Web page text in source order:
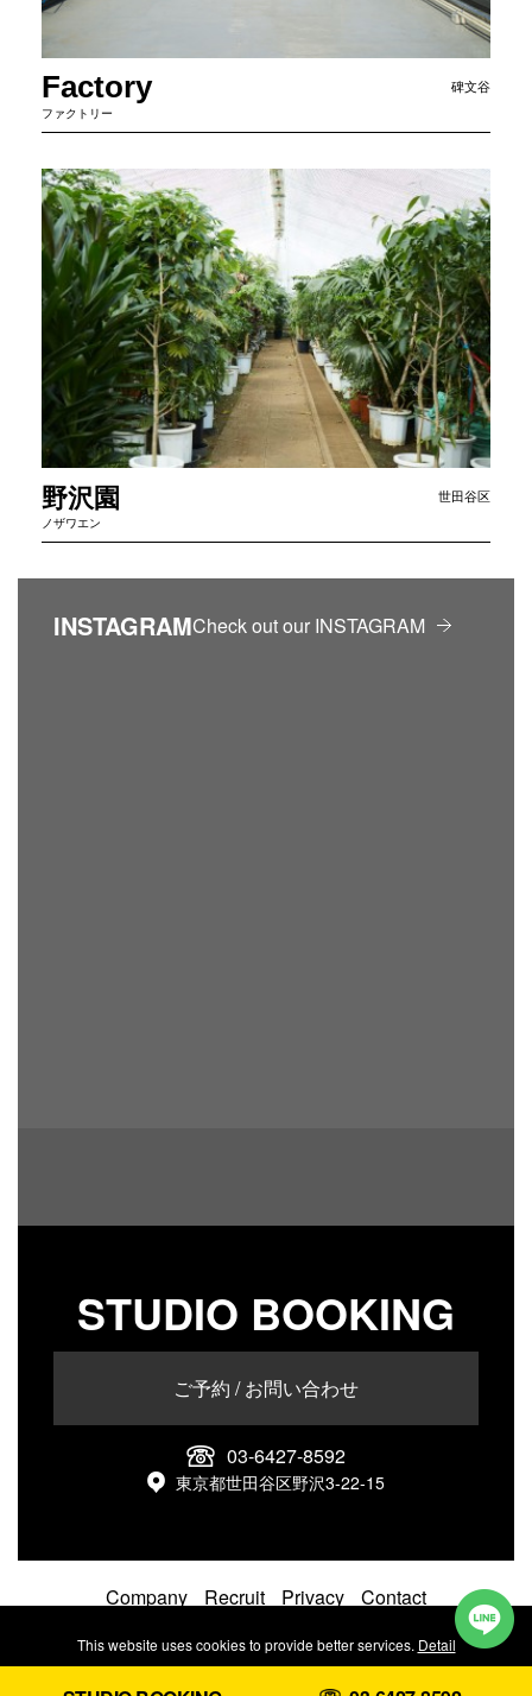
Factory
ファクトリー
碑文谷
野沢園
ノザワエン
世田谷区
INSTAGRAMCheck out our INSTAGRAM
STUDIO BOOKING
ご予約 / お問い合わせ
03-6427-8592
東京都世田谷区野沢3-22-15
Company Recruit Privacy
Contact
© 2026 caelum limited.
This website uses cookies to provide better services. Detail
Accept